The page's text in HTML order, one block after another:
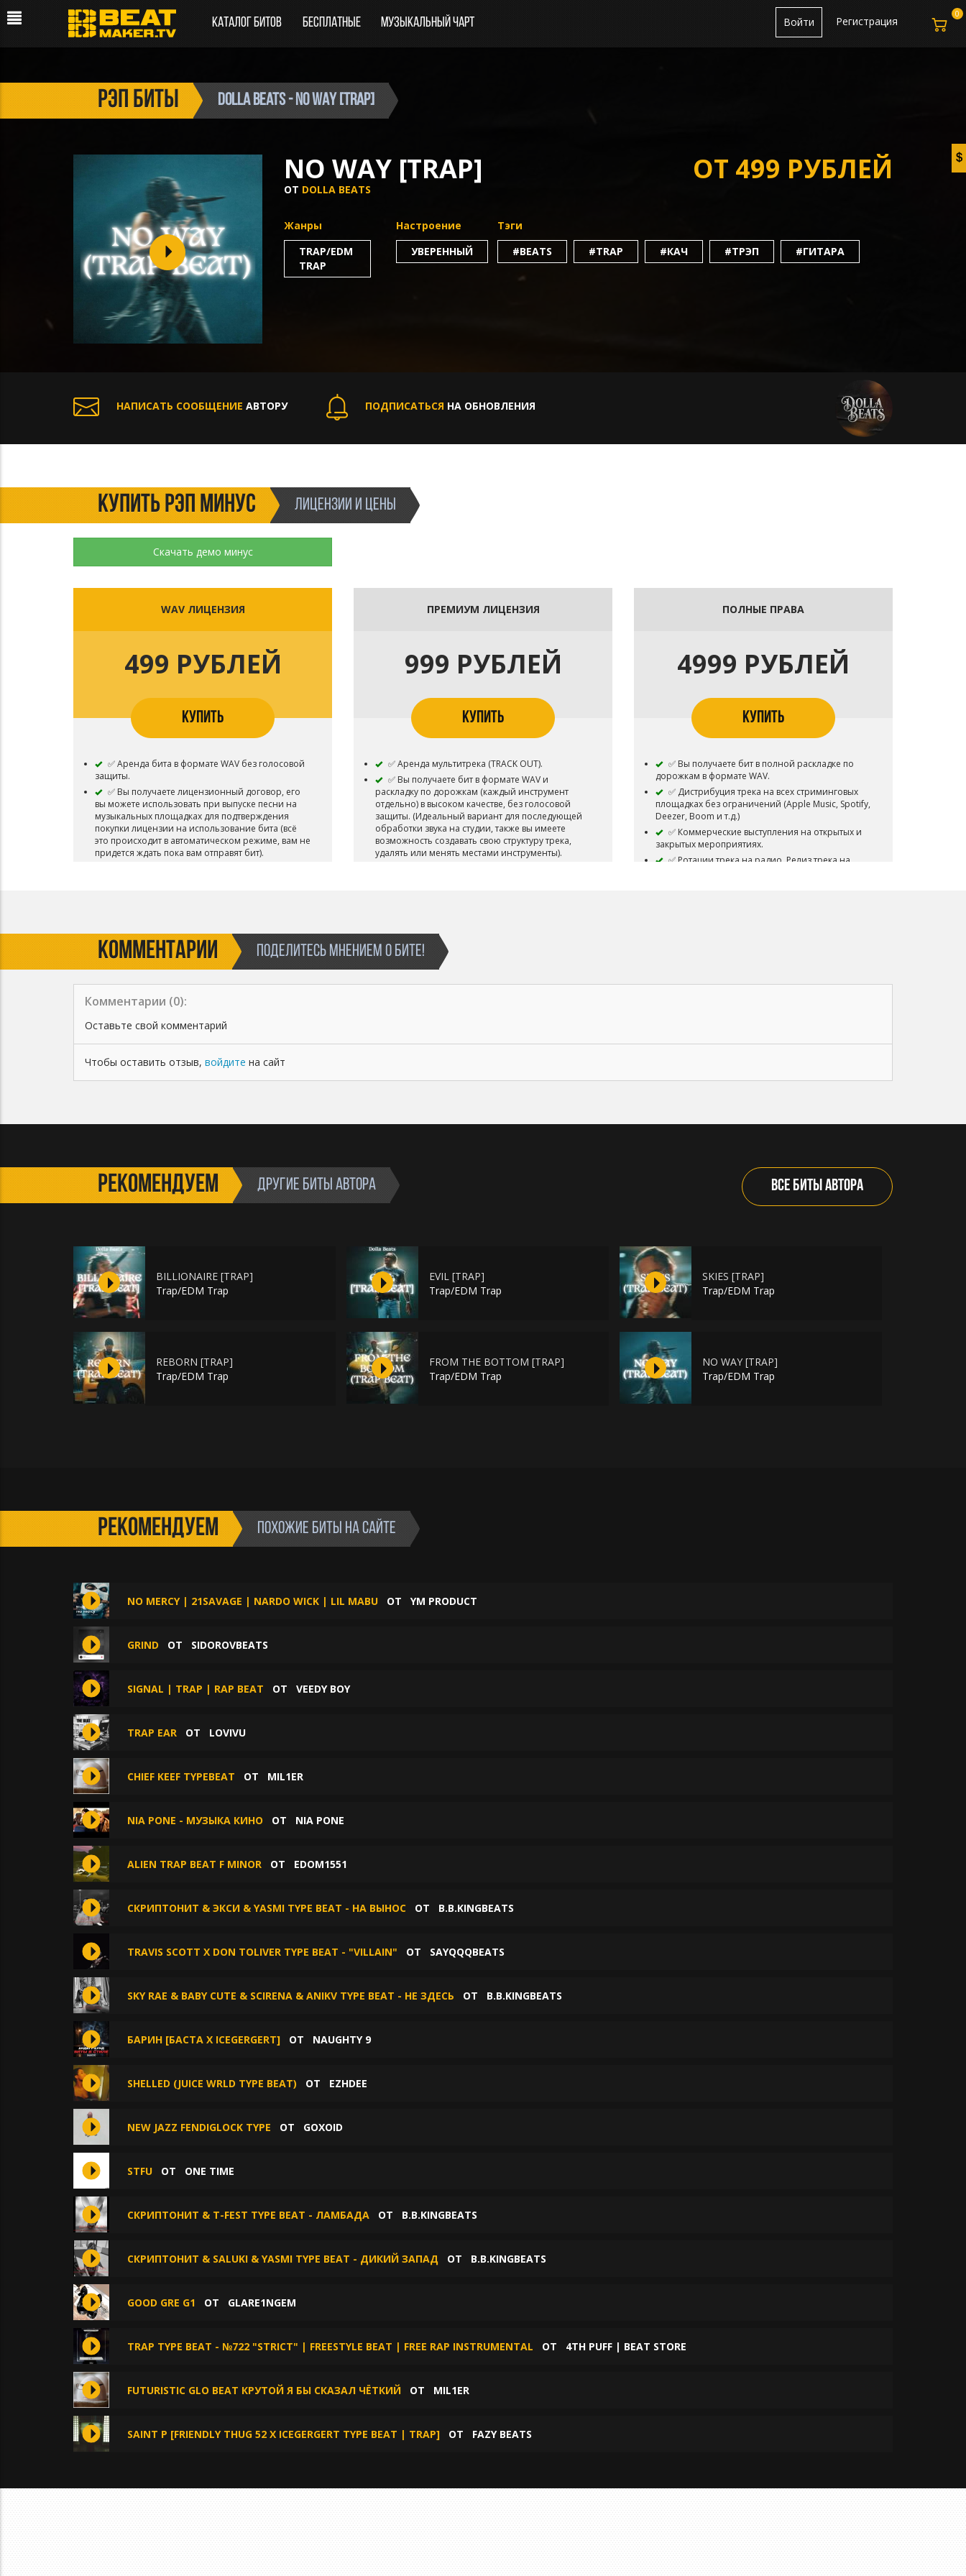
Каталог битов Бесплатные Музыкальный чарт Регистрация
Войти
рэп биты Dolla Beats - NO WAY [TRAP]
NO WAY [TRAP]
ОТ DOLLA BEATS
ОТ 499 РУБЛЕЙ
Жанры
TRAP/EDM
TRAP
Настроение
УВЕРЕННЫЙ
Тэги
#BEATS
#TRAP #КАЧ #ТРЭП #ГИТАРА
НАПИСАТЬ СООБЩЕНИЕ АВТОРУ ПОДПИСАТЬСЯ НА ОБНОВЛЕНИЯ
КУПИТЬ РЭП МИНУС ЛИЦЕНЗИИ И ЦЕНЫ
Скачать демо минус
WAV ЛИЦЕНЗИЯ
499 РУБЛЕЙ
КУПИТЬ
✅ Аренда бита в формате WAV без голосовой
защиты.
✅ Вы получаете лицензионный договор, его
вы можете использовать при выпуске песни на
музыкальных площадках для подтверждения
покупки лицензии на использование бита (всё
это происходит в автоматическом режиме, вам не
придется ждать пока вам отправят бит).
текстовый файл с ссылкой на бит).
✅ Возможность использования для записи
Песни (Сингл / Альбом). Возможность загружать
песню на различные музыкальные площадки -
Apple Music, Яндекс.Музыка, VK Музыка, Spotify,
Deezer, и т.д. Вы можете снять видеоклип на
записанную Песню. Возможность делать
бесплатные выступления. Срок лицензии: 4 года.
✅ Бит остается в продаже.
⛔Запрещено перепродавать бит.
ПРЕМИУМ ЛИЦЕНЗИЯ
999 РУБЛЕЙ
КУПИТЬ
✅ Аренда мультитрека (TRACK OUT).
✅ Вы получаете бит в формате WAV и
раскладку по дорожкам (каждый инструмент
отдельно) в высоком качестве, без голосовой
защиты. (Идеальный вариант для последующей
обработки звука на студии, также вы имеете
возможность создавать свою структуру трека,
удалять или менять местами инструменты).
✅ Возможность использования для записи
песни (Сингл / Альбом). Возможность загружать
песню на различные музыкальные площадки -
Apple Music, Яндекс.Музыка, VK Музыка, Spotify,
Deezer, и т.д. Вы можете снять видеоклип на
ПОЛНЫЕ ПРАВА
4999 РУБЛЕЙ
КУПИТЬ
✅ Вы получаете бит в полной раскладке по
дорожкам в формате WAV.
✅ Дистрибуция трека на всех стриминговых
площадках без ограничений (Apple Music, Spotify,
Deezer, Boom и т.д.)
✅ Коммерческие выступления на открытых и
закрытых мероприятиях.
✅ Ротации трека на радио. Релиз трека на
КОММЕНТАРИИ ПОДЕЛИТЕСЬ МНЕНИЕМ О БИТЕ!
Комментарии (0):
Оставьте свой комментарий
Чтобы оставить отзыв, войдите на сайт
РЕКОМЕНДУЕМ ДРУГИЕ БИТЫ АВТОРА ВСЕ БИТЫ АВТОРА
BILLIONAIRE [TRAP]
Trap/EDM Trap
EVIL [TRAP]
Trap/EDM Trap
SKIES [TRAP]
Trap/EDM Trap
REBORN [TRAP]
Trap/EDM Trap
FROM THE BOTTOM [TRAP]
Trap/EDM Trap
NO WAY [TRAP]
Trap/EDM Trap
РЕКОМЕНДУЕМ ПОХОЖИЕ БИТЫ НА САЙТЕ
NO MERCY | 21SAVAGE | NARDO WICK | LIL MABU ОТ YM PRODUCT
GRIND ОТ SIDOROVBEATS
SIGNAL | TRAP | RAP BEAT ОТ VEEDY BOY
TRAP EAR ОТ LOVIVU
CHIEF KEEF TYPEBEAT ОТ MIL1ER
NIA PONE - МУЗЫКА КИНО ОТ NIA PONE
ALIEN TRAP BEAT F MINOR ОТ EDOM1551
СКРИПТОНИТ & ЭКСИ & YASMI TYPE BEAT - НА ВЫНОС ОТ B.B.KINGBEATS
TRAVIS SCOTT X DON TOLIVER TYPE BEAT - "VILLAIN" ОТ SAYQQQBEATS
SKY RAE & BABY CUTE & SCIRENA & ANIKV TYPE BEAT - НЕ ЗДЕСЬ ОТ B.B.KINGBEATS
БАРИН [БАСТА Х ICEGERGERT] ОТ NAUGHTY 9
SHELLED (JUICE WRLD TYPE BEAT) ОТ EZHDEE
NEW JAZZ FENDIGLOCK TYPE ОТ GOXOID
STFU ОТ ONE TIME
СКРИПТОНИТ & T-FEST TYPE BEAT - ЛАМБАДА ОТ B.B.KINGBEATS
СКРИПТОНИТ & SALUKI & YASMI TYPE BEAT - ДИКИЙ ЗАПАД ОТ B.B.KINGBEATS
GOOD GRE G1 ОТ GLARE1NGEM
TRAP TYPE BEAT - №722 "STRICT" | FREESTYLE BEAT | FREE RAP INSTRUMENTAL ОТ 4TH PUFF | BEAT STORE
FUTURISTIC GLO BEAT КРУТОЙ Я БЫ СКАЗАЛ ЧЁТКИЙ ОТ MIL1ER
SAINT P [FRIENDLY THUG 52 X ICEGERGERT TYPE BEAT | TRAP] ОТ FAZY BEATS
0